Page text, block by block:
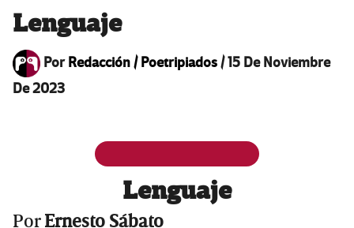
Lenguaje
PorRedacción / Poetripiados/15 De Noviembre
De 2023
Lenguaje
PorErnesto Sábato